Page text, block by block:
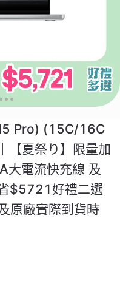
Pro) (15C/16C
【夏祭り】限量加
大電流快充線 及
$5721好禮二選
原廠實際到貨時